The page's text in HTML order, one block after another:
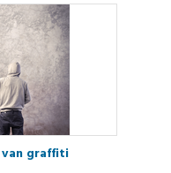
van graffiti